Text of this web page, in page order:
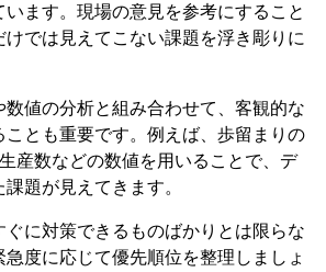
ます。現場の意見を参考にすること
では見えてこない課題を浮き彫りに
数値の分析と組み合わせて、客観的な
ことも重要です。例えば、歩留まりの
産数などの数値を用いることで、デ
題が見えてきます。
に対策できるものばかりとは限らな
度に応じて優先順位を整理しましょ